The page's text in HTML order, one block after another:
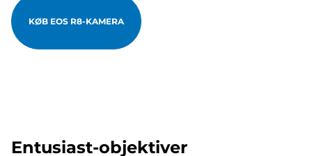
KØB EOS R8-KAMERA
Entusiast-objektiver